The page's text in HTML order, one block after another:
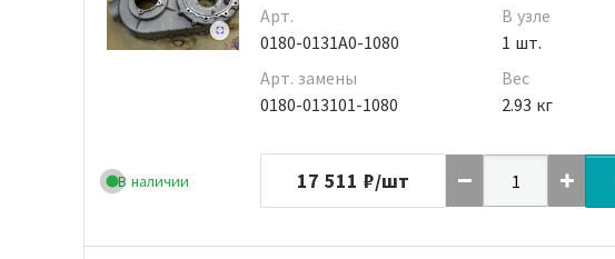
В наличии
Арт.
0180-0131A0-1080
Арт. замены
0180-013101-1080
В узле
1 шт.
Вес
2.93 кг
17 511 ₽/шт